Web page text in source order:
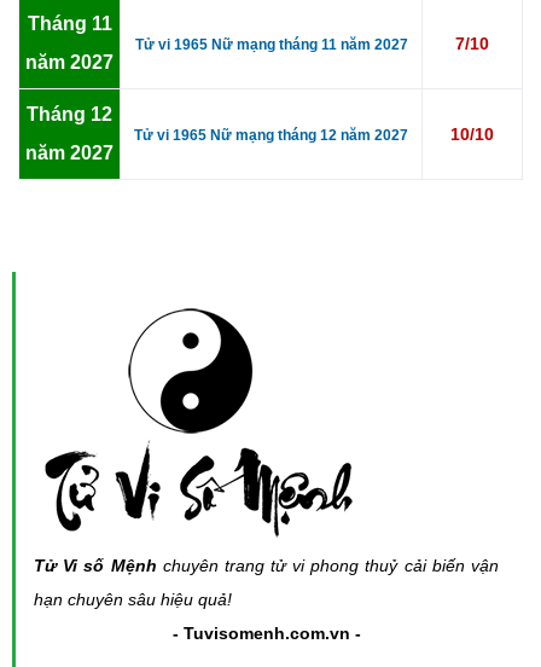
Tháng 11
năm 2027
Tử vi 1965 Nữ mạng tháng 11 năm 2027 7/10
Tháng 12
năm 2027
Tử vi 1965 Nữ mạng tháng 12 năm 2027 10/10
Tử Vi số Mệnh chuyên trang tử vi phong thuỷ cải biến vận
hạn chuyên sâu hiệu quả!
- Tuvisomenh.com.vn -